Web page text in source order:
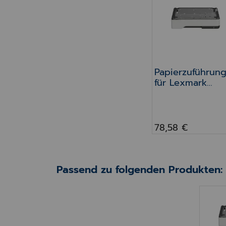
Papierzuführung
für Lexmark
78,58 €
Passend zu folgenden Produkten: